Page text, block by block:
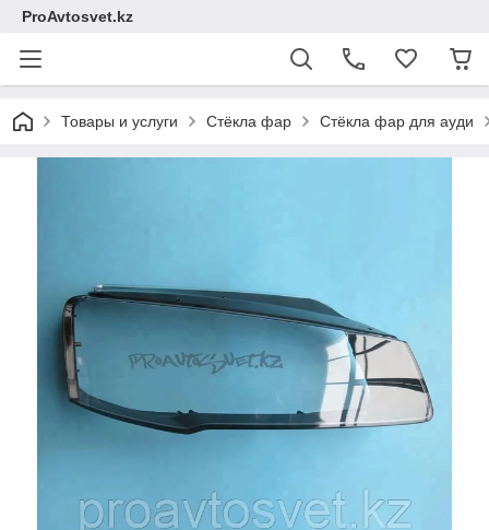
ProAvtosvet.kz
Товары и услуги Стёкла фар Стёкла фар для ауди